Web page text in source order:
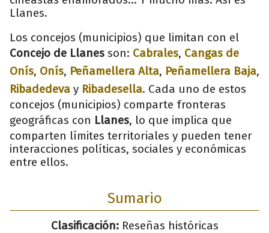
Llanes.
Los concejos (municipios) que limitan con el
Concejo de Llanes son: Cabrales, Cangas de
Onís, Onís, Peñamellera Alta, Peñamellera Baja,
Ribadedeva y Ribadesella. Cada uno de estos
concejos (municipios) comparte fronteras
geográficas con Llanes, lo que implica que
comparten límites territoriales y pueden tener
interacciones políticas, sociales y económicas
entre ellos.
Sumario
Clasificación:Reseñas históricas